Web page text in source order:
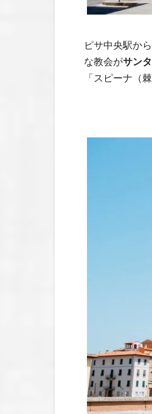
ピサ中央駅か
な教会がサン
「スピーナ（